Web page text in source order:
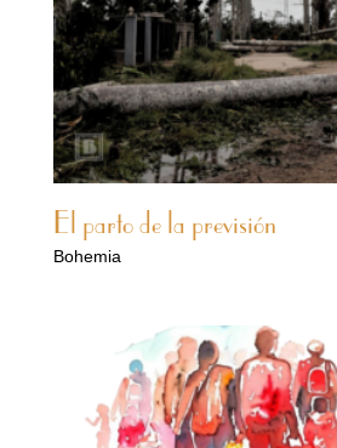
El parto de la previsión
Bohemia